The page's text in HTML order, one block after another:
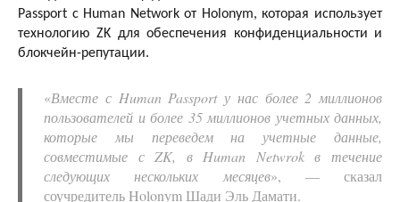
Passport с Human Network от Holonym, которая использует
технологию ZK для обеспечения конфиденциальности и
блокчейн-репутации.
«Вместе с Human Passport у нас более 2 миллионов
пользователей и более 35 миллионов учетных данных,
которые мы переведем на учетные данные,
совместимые с ZK, в Human Netwrok в течение
следующих нескольких месяцев», — сказал
соучредитель Holonym Шади Эль Дамати.